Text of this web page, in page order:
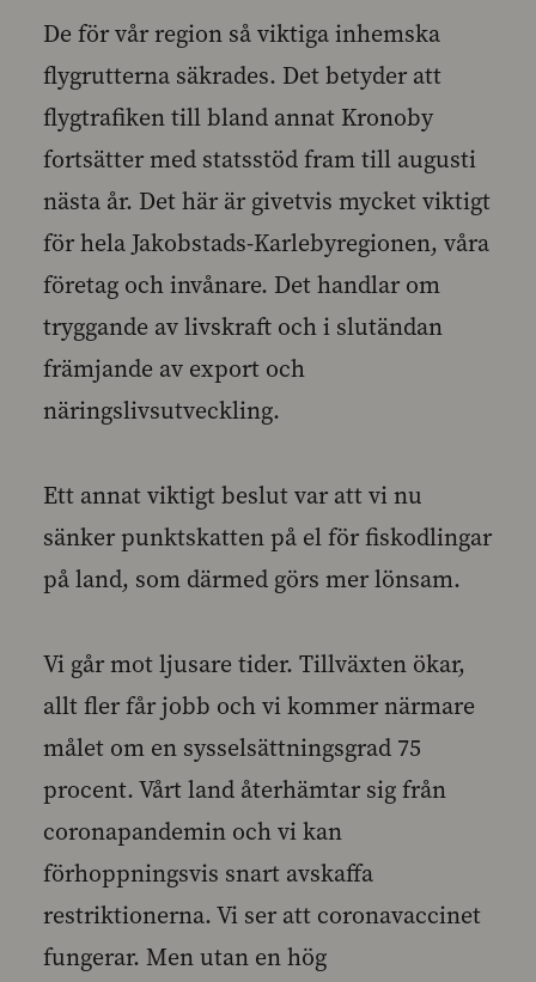
De för vår region så viktiga inhemska
flygrutterna säkrades. Det betyder att
flygtrafiken till bland annat Kronoby
fortsätter med statsstöd fram till augusti
nästa år. Det här är givetvis mycket viktigt
för hela Jakobstads-Karlebyregionen, våra
företag och invånare. Det handlar om
tryggande av livskraft och i slutändan
främjande av export och
näringslivsutveckling.
Ett annat viktigt beslut var att vi nu
sänker punktskatten på el för fiskodlingar
på land, som därmed görs mer lönsam.
Vi går mot ljusare tider. Tillväxten ökar,
allt fler får jobb och vi kommer närmare
målet om en sysselsättningsgrad 75
procent. Vårt land återhämtar sig från
coronapandemin och vi kan
förhoppningsvis snart avskaffa
restriktionerna. Vi ser att coronavaccinet
fungerar. Men utan en hög